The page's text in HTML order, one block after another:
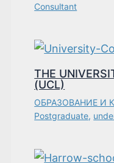
Consultant
THE
(UCL)
ОБРАЗОВАНИЕ И
Postgraduate,